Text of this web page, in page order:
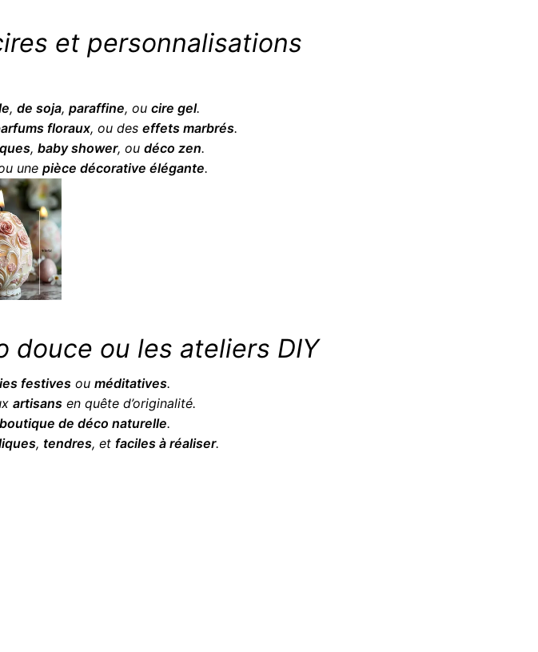
et personnalisations
, de soja, paraffine, ou cire gel.
floraux, ou des effets marbrés.
, baby shower, ou déco zen.
une pièce décorative élégante.
douce ou les ateliers DIY
festivesou méditatives.
artisansen quête d’originalité.
boutique de déco naturelle.
, tendres, et faciles à réaliser.